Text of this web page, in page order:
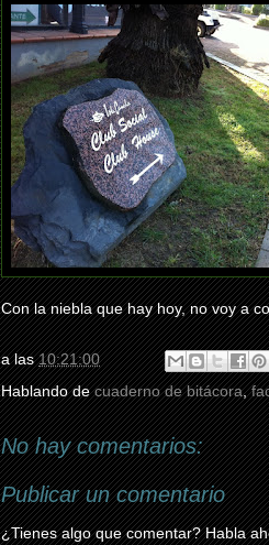
Con la niebla que hay hoy, no voy a
a las10:21:00
Hablando decuaderno de bitácora,
No hay comentarios:
Publicar un comentario
¿Tienes algo que comentar? Habla